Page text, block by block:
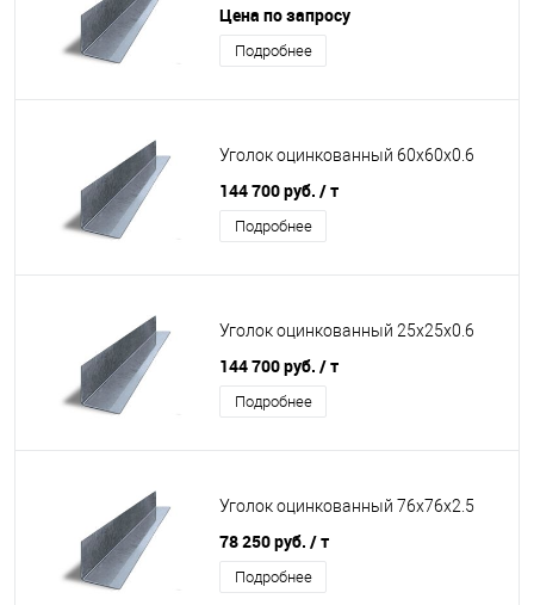
Цена по запросу
Подробнее
Уголок оцинкованный 60х60х0.6
144 700 руб. / т
Подробнее
Уголок оцинкованный 25х25х0.6
144 700 руб. / т
Подробнее
Уголок оцинкованный 76х76х2.5
78 250 руб. / т
Подробнее